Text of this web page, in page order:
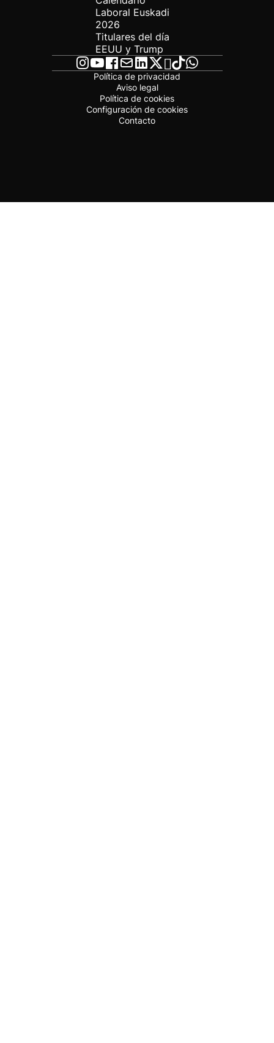
Laboral Euskadi
2026
Titulares del día
EEUU y Trump
Política de privacidad
Aviso legal
Política de cookies
Configuración de cookies
Contacto